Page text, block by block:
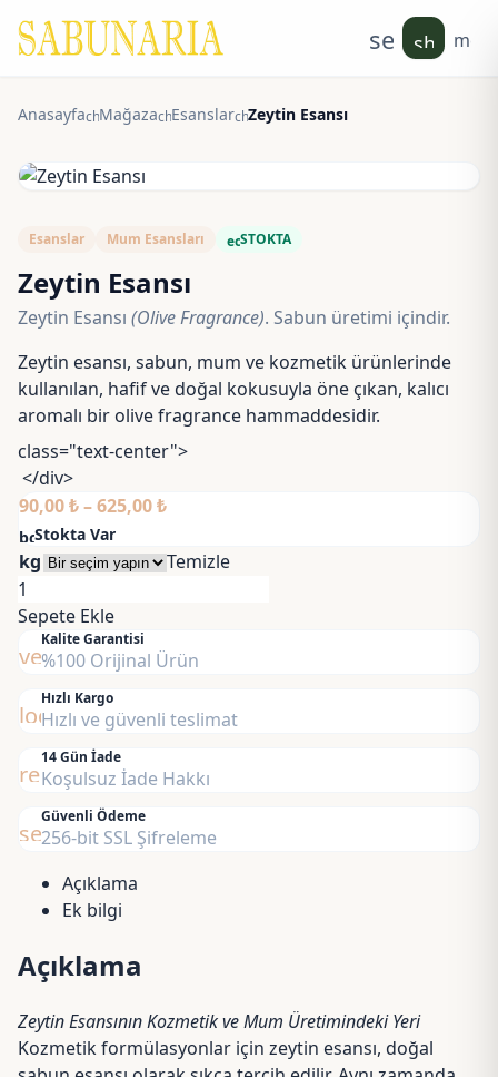
search
Anasayfachevron_right
Mağazachevron_right
Esanslarchevron_right
Zeytin Esansı
Esanslar Mum Esansları ecoSTOKTA
Zeytin Esansı
Zeytin Esansı (Olive Fragrance). Sabun üretimi içindir.
Zeytin esansı, sabun, mum ve kozmetik ürünlerinde
kullanılan, hafif ve doğal kokusuyla öne çıkan, kalıcı
aromalı bir olive fragrance hammaddesidir.
class="text-center">
</div>
90,00₺–625,00₺Fiyat
90,00 ₺
boltStokta Var
kg
Temizle
Zeytin
Esansı
adet
Sepete Ekle
verified
Kalite Garantisi
%100 Orijinal Ürün
local_shipping
Hızlı Kargo
Hızlı ve güvenli teslimat
replay
14 Gün İade
Koşulsuz İade Hakkı
security
Güvenli Ödeme
256-bit SSL Şifreleme
Açıklama
Ek bilgi
Açıklama
Zeytin Esansının Kozmetik ve Mum Üretimindeki Yeri
Kozmetik formülasyonlar için zeytin esansı, doğal